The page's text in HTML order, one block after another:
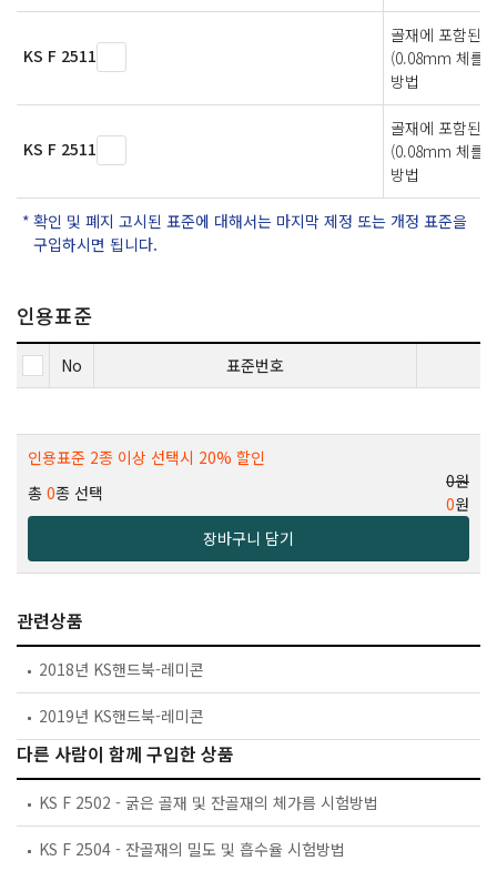
KS F 2511
골재에 포함된
(0.08mm 체를
방법
KS F 2511
골재에 포함된
(0.08mm 체를
방법
확인 및 폐지 고시된 표준에 대해서는 마지막 제정 또는 개정 표준을
구입하시면 됩니다.
인용표준
No 표준번호
인용표준 2종 이상 선택시 20% 할인
총 0종 선택
0원
0원
장바구니 담기
관련상품
2018년 KS핸드북-레미콘
2019년 KS핸드북-레미콘
다른 사람이 함께 구입한 상품
KS F 2502 - 굵은 골재 및 잔골재의 체가름 시험방법
KS F 2504 - 잔골재의 밀도 및 흡수율 시험방법